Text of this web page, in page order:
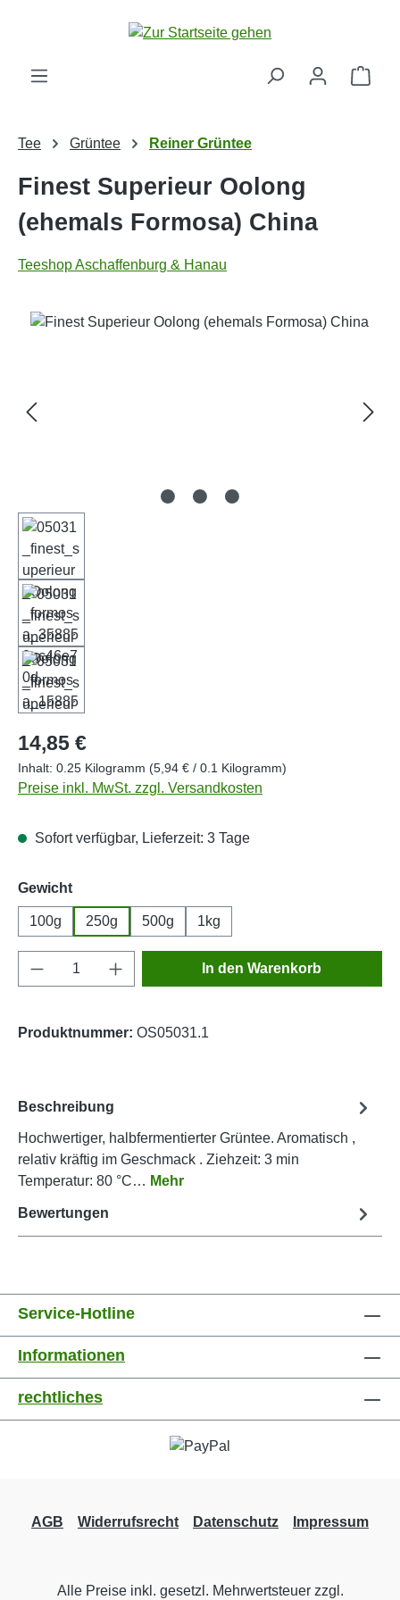
Zum Hauptinhalt springen
Tee Grüntee Reiner Grüntee
Finest Superieur Oolong
(ehemals Formosa) China
Teeshop Aschaffenburg & Hanau
Bildergalerie überspringen
Regulärer Preis:
14,85 €
Inhalt: 0.25 Kilogramm (5,94 € / 0.1 Kilogramm)
Preise inkl. MwSt. zzgl. Versandkosten
Sofort verfügbar, Lieferzeit: 3 Tage
Gewichtauswählen
100g 250g 500g 1kg
Produkt Anzahl: Gib den gewünschten
In den Warenkorb
Produktnummer: OS05031.1
Beschreibung
Hochwertiger, halbfermentierter Grüntee. Aromatisch ,
relativ kräftig im Geschmack . Ziehzeit: 3 min
Temperatur: 80 °C… Mehr
Bewertungen
Service-Hotline
Informationen
rechtliches
AGB Widerrufsrecht Datenschutz Impressum
Alle Preise inkl. gesetzl. Mehrwertsteuer zzgl.